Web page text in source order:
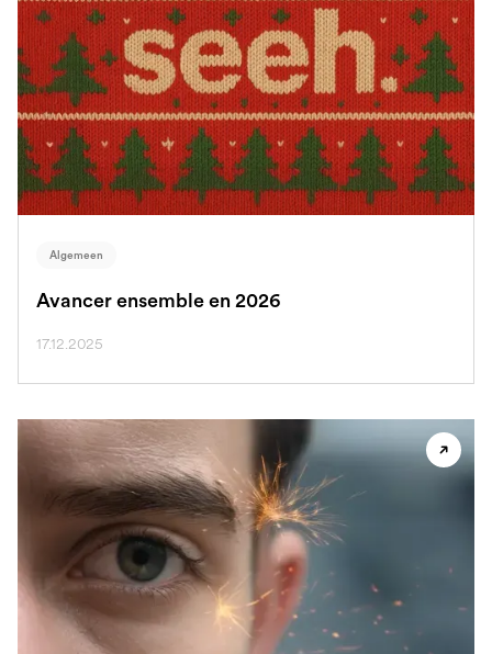
Algemeen
Avancer ensemble en 2026
17.12.2025